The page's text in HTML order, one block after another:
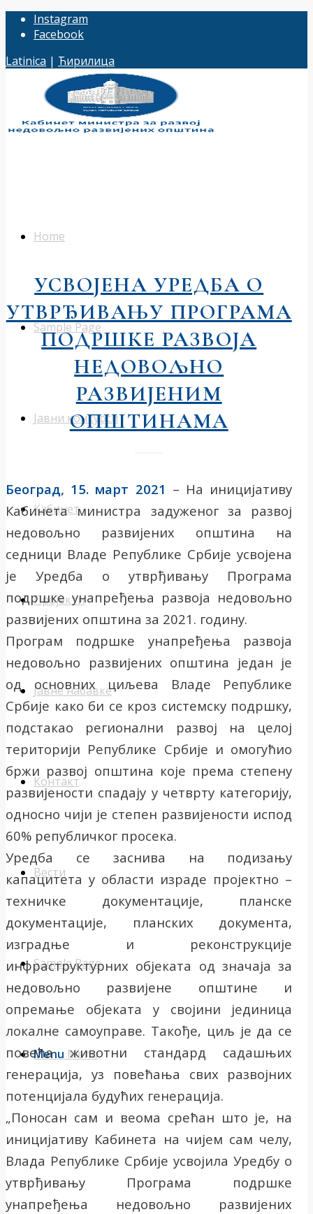
Instagram
Facebook
Latinica | Ћирилица
Home
Sample Page
Јавни конкурси
Кабинет
Пројекти
Јавне набавке
Контакт
Вести
Sample Page
Menu Menu
УСВОЈЕНА УРЕДБА О
УТВРЂИВАЊУ ПРОГРАМА
ПОДРШКЕ РАЗВОЈА
НЕДОВОЉНО
РАЗВИЈЕНИМ
ОПШТИНАМА
Београд, 15. март 2021 – На иницијативу
Кабинета министра задуженог за развој
недовољно развијених општина на
седници Владе Републике Србије усвојена
је Уредба о утврђивању Програма
подршке унапређења развоја недовољно
развијених општина за 2021. годину.
Програм подршке унапређења развоја
недовољно развијених општина један је
од основних циљева Владе Републике
Србије како би се кроз системску подршку,
подстакао регионални развој на целој
територији Републике Србије и омогућио
бржи развој општина које према степену
развијености спадају у четврту категорију,
односно чији је степен развијености испод
60% републичког просека.
Уредба се заснива на подизању
капацитета у области израде пројектно –
техничке документације, планске
документације, планских документа,
изградње и реконструкције
инфраструктурних објеката од значаја за
недовољно развијене општине и
опремање објеката у својини јединица
локалне самоуправе. Такође, циљ је да се
повећа животни стандард садашњих
генерација, уз повећања свих развојних
потенцијала будућих генерација.
„Поносан сам и веома срећан што је, на
иницијативу Кабинета на чијем сам челу,
Влада Републике Србије усвојила Уредбу о
утврђивању Програма подршке
унапређења недовољно развијених